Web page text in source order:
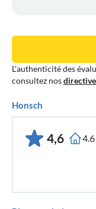
L'authenticité des
consultez nos
Honsch
4,6 4.6